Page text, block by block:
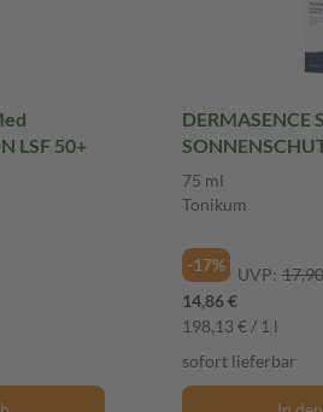
LSF 50+
DERMASENCE
50+
75 ml
Tonikum
-17% UVP:
14,86 €
198,13 € / 1 l
sofort lieferbar